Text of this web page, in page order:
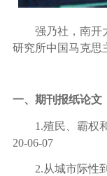
强乃社，南开
研究所中国马克思
一、期刊报纸论文
1.殖民、霸权
20-06-07
2.从城市际性